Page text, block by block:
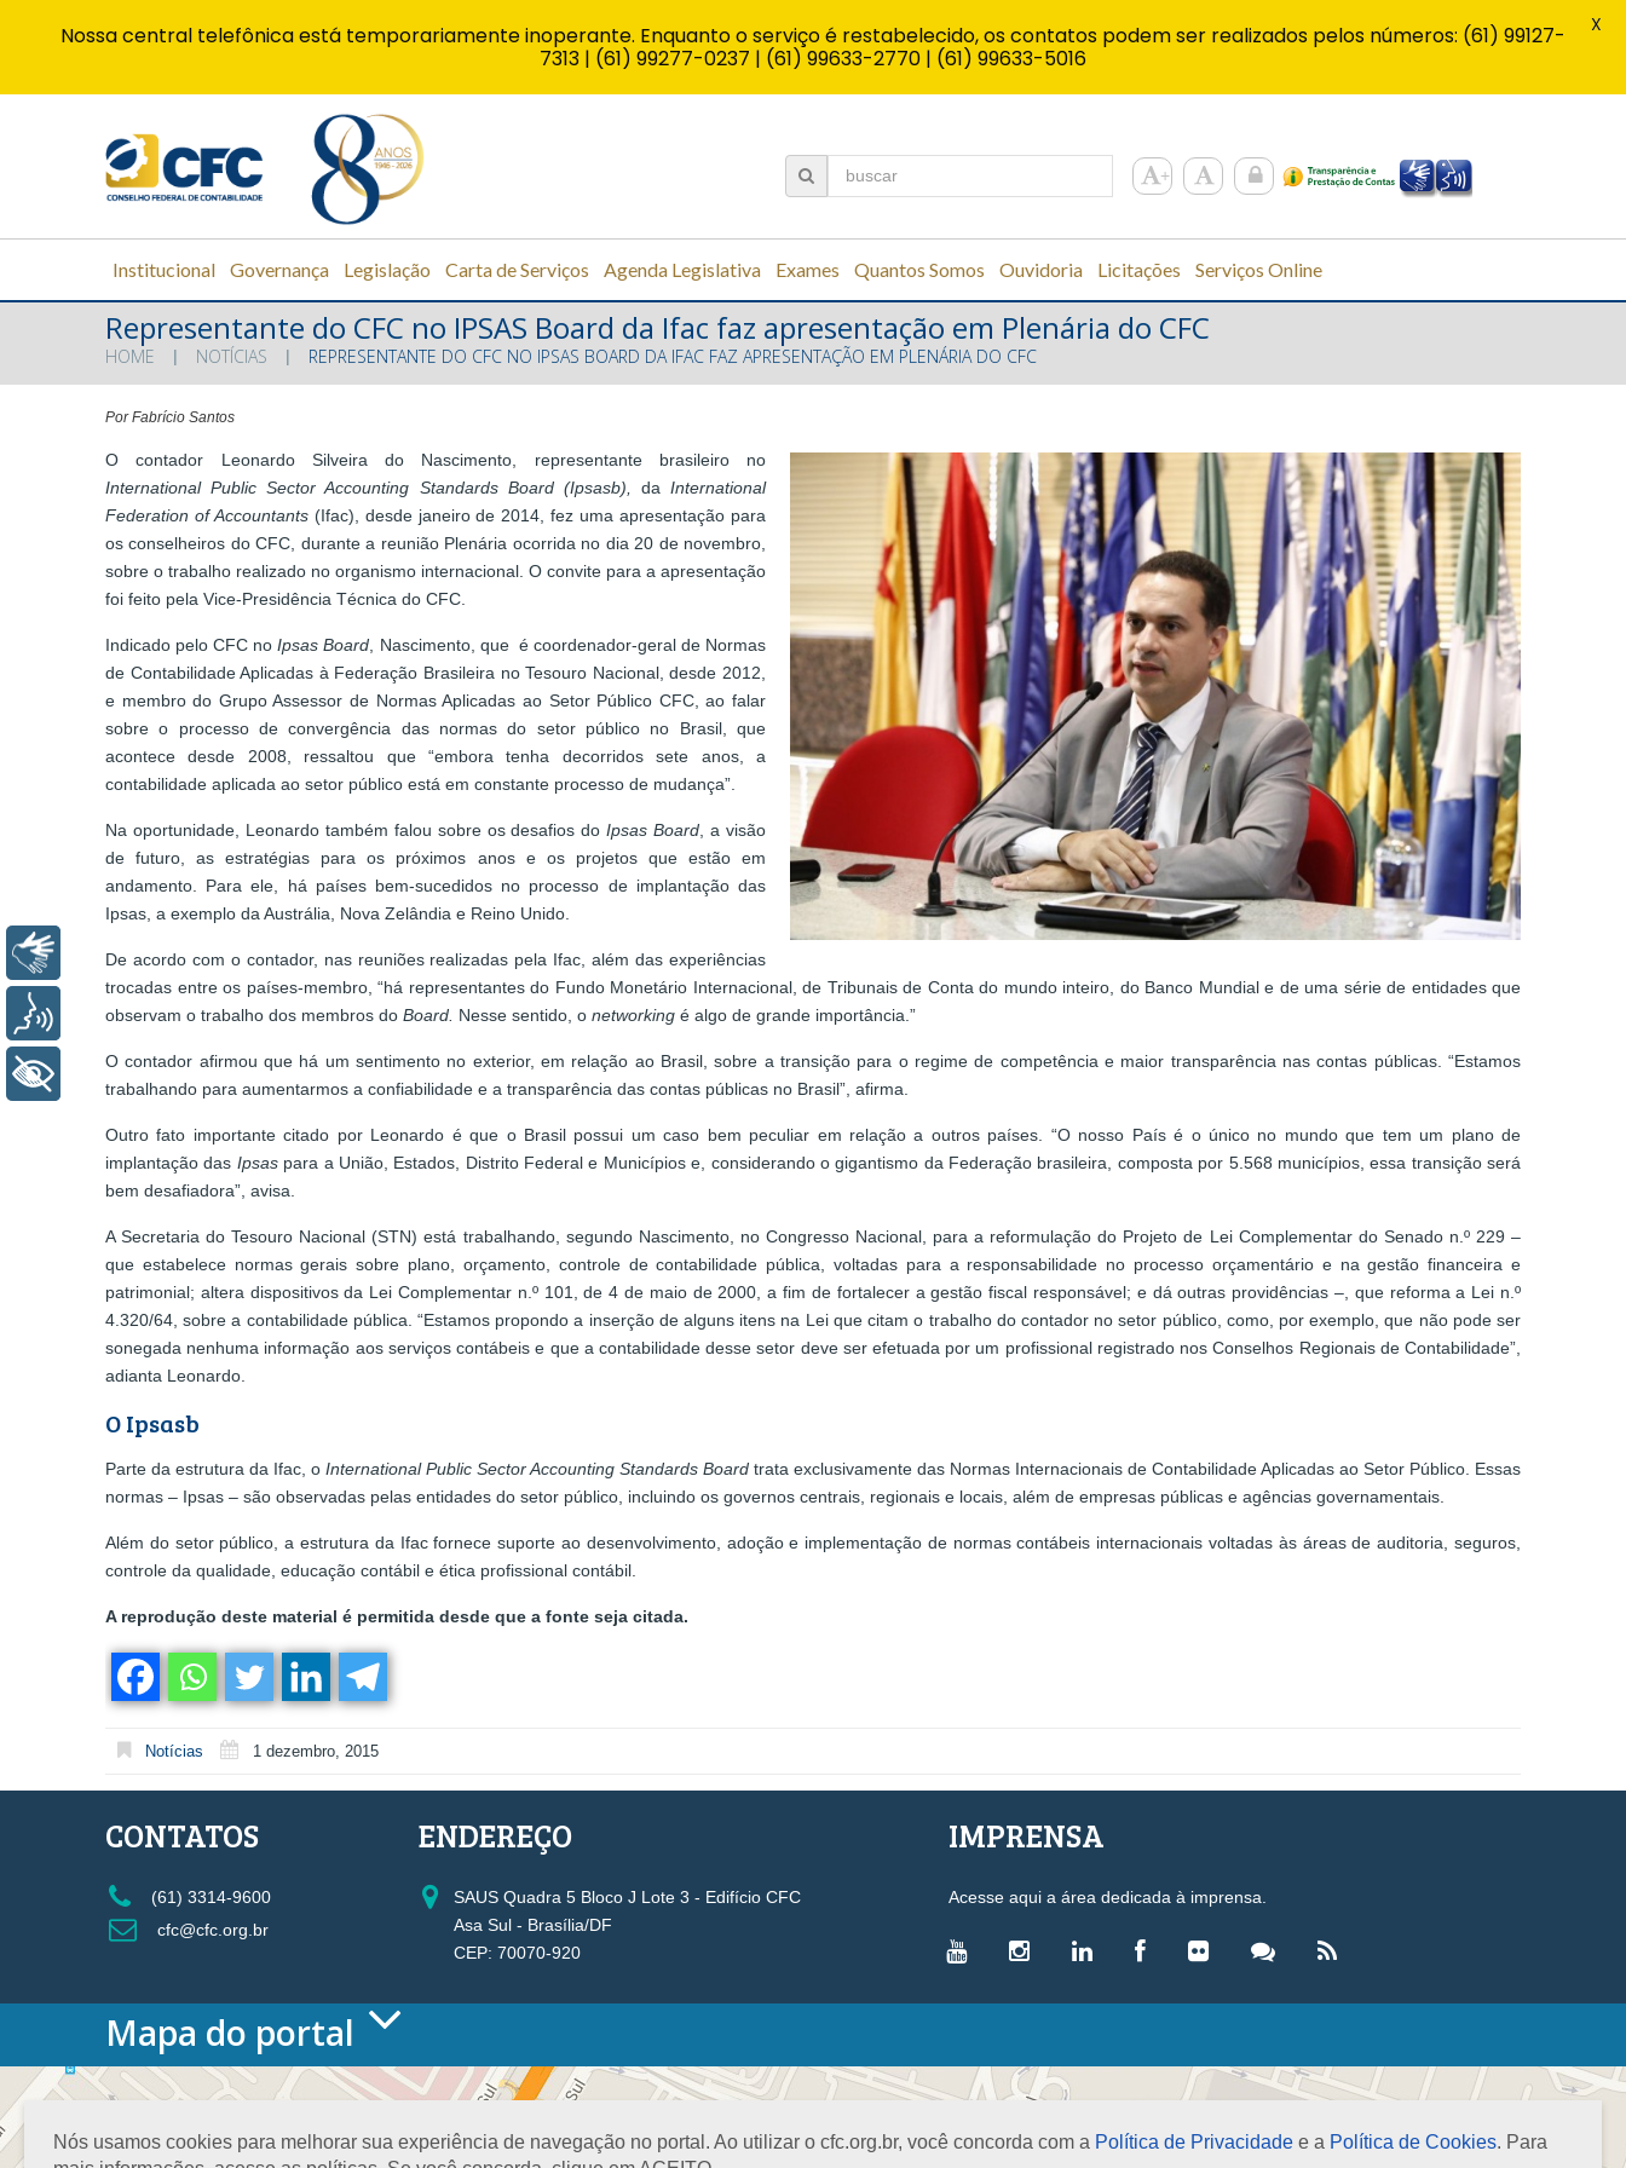
Institucional Governança Legislação Carta de Serviços Agenda Legislativa Exames Quantos Somos Ouvidoria Licitações Serviços Online
Representante do CFC no IPSAS Board da Ifac faz apresentação em Plenária do CFC
HOME NOTÍCIAS REPRESENTANTE DO CFC NO IPSAS BOARD DA IFAC FAZ APRESENTAÇÃO EM PLENÁRIA DO CFC
Por Fabrício Santos
O contador Leonardo Silveira do Nascimento, representante brasileiro no
International Public Sector Accounting Standards Board (Ipsasb), da International
Federation of Accountants(Ifac), desde janeiro de 2014, fez uma apresentação para
os conselheiros do CFC, durante a reunião Plenária ocorrida no dia 20 de novembro,
sobre o trabalho realizado no organismo internacional. O convite para a apresentação
foi feito pela Vice-Presidência Técnica do CFC.
Indicado pelo CFC noIpsas Board, Nascimento, que é coordenador-geral de Normas
de Contabilidade Aplicadas à Federação Brasileira no Tesouro Nacional, desde 2012,
e membro do Grupo Assessor de Normas Aplicadas ao Setor Público CFC, ao falar
sobre o processo de convergência das normas do setor público no Brasil, que
acontece desde 2008, ressaltou que “embora tenha decorridos sete anos, a
contabilidade aplicada ao setor público está em constante processo de mudança”.
Na oportunidade, Leonardo também falou sobre os desafios doIpsas Board, a visão
de futuro, as estratégias para os próximos anos e os projetos que estão em
andamento. Para ele, há países bem-sucedidos no processo de implantação das
Ipsas, a exemplo da Austrália, Nova Zelândia e Reino Unido.
De acordo com o contador, nas reuniões realizadas pela Ifac, além das experiências
trocadas entre os países-membro, “há representantes do Fundo Monetário Internacional, de Tribunais de Conta do mundo inteiro, do Banco Mundial e de uma série de entidades que
observam o trabalho dos membros do Board. Nesse sentido, o networking é algo de grande importância.”
O contador afirmou que há um sentimento no exterior, em relação ao Brasil, sobre a transição para o regime de competência e maior transparência nas contas públicas. “Estamos
trabalhando para aumentarmos a confiabilidade e a transparência das contas públicas no Brasil”, afirma.
Outro fato importante citado por Leonardo é que o Brasil possui um caso bem peculiar em relação a outros países. “O nosso País é o único no mundo que tem um plano de
implantação das Ipsas para a União, Estados, Distrito Federal e Municípios e, considerando o gigantismo da Federação brasileira, composta por 5.568 municípios, essa transição será
bem desafiadora”, avisa.
A Secretaria do Tesouro Nacional (STN) está trabalhando, segundo Nascimento, no Congresso Nacional, para a reformulação do Projeto de Lei Complementar do Senado n.º 229 –
que estabelece normas gerais sobre plano, orçamento, controle de contabilidade pública, voltadas para a responsabilidade no processo orçamentário e na gestão financeira e
patrimonial; altera dispositivos da Lei Complementar n.º 101, de 4 de maio de 2000, a fim de fortalecer a gestão fiscal responsável; e dá outras providências –, que reforma a Lei n.º
4.320/64, sobre a contabilidade pública. “Estamos propondo a inserção de alguns itens na Lei que citam o trabalho do contador no setor público, como, por exemplo, que não pode ser
sonegada nenhuma informação aos serviços contábeis e que a contabilidade desse setor deve ser efetuada por um profissional registrado nos Conselhos Regionais de Contabilidade”,
adianta Leonardo.
O Ipsasb
Parte da estrutura da Ifac, o International Public Sector Accounting Standards Board trata exclusivamente das Normas Internacionais de Contabilidade Aplicadas ao Setor Público. Essas
normas – Ipsas – são observadas pelas entidades do setor público, incluindo os governos centrais, regionais e locais, além de empresas públicas e agências governamentais.
Além do setor público, a estrutura da Ifac fornece suporte ao desenvolvimento, adoção e implementação de normas contábeis internacionais voltadas às áreas de auditoria, seguros,
controle da qualidade, educação contábil e ética profissional contábil.
A reprodução deste material é permitida desde que a fonte seja citada.
Notícias 1 dezembro, 2015
Nós usamos cookies para melhorar sua experiência de navegação no portal. Ao utilizar o cfc.org.br, você concorda com a Política de Privacidade e a Política de Cookies. Para
CONTATOS
(61) 3314-9600
cfc@cfc.org.br
ENDEREÇO
SAUS Quadra 5 Bloco J Lote 3 - Edifício CFC
Asa Sul - Brasília/DF
CEP: 70070-920
IMPRENSA
Acesse aqui a área dedicada à imprensa.
Mapa do portal
HOME
O CONSELHO
Conselho Diretor
Nossa Sede
VICE-PRESIDÊNCIAS
Administrativa
Controle Interno
Desenvolvimento Profissional
LEGISLAÇÃO
Leis
Decretos-Lei
Nossa central telefônica está temporariamente inoperante. Enquanto o serviço é restabelecido, os contatos podem ser realizados pelos números: (61) 99127-
7313 | (61) 99277-0237 | (61) 99633-2770 | (61) 99633-5016
X
Libras
Voz
+ Acessibilidade